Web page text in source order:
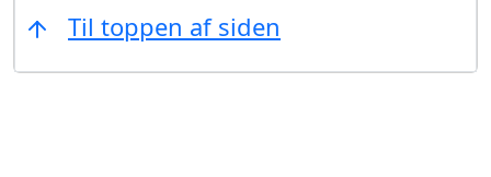
Til toppen af siden